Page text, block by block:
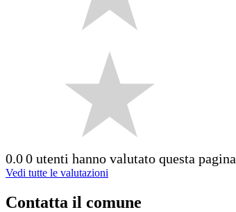
0.00 utenti hanno valutato questa pagina
Vedi tutte le valutazioni
Contatta il comune